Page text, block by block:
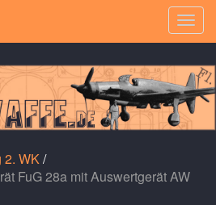
2. WK/
FuG 28a mit Auswertgerät AW